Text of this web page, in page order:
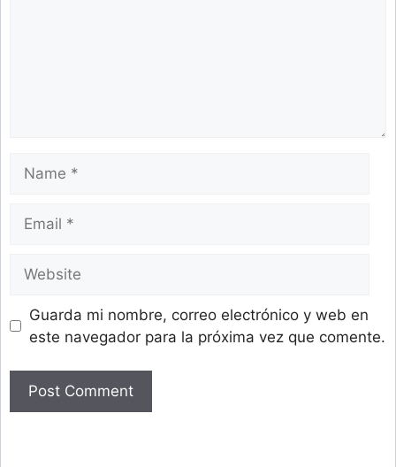
Guarda mi nombre, correo electrónico y web en
este navegador para la próxima vez que comente.